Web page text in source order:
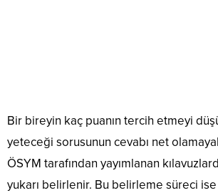
Bir bireyin kaç puanın tercih etmeyi
yeteceği sorusunun cevabı net
ÖSYM tarafından yayımlanan
yukarı belirlenir. Bu belirleme süreci